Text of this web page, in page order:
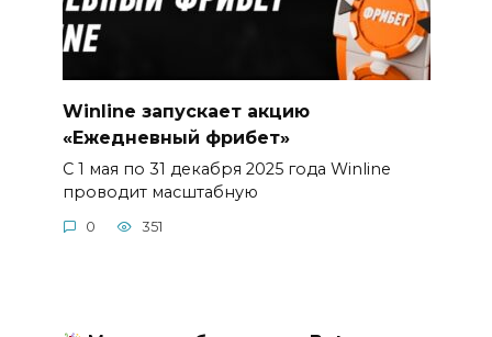
Winline запускает акцию
«Ежедневный фрибет»
С 1 мая по 31 декабря 2025 года Winline
проводит масштабную
0 351